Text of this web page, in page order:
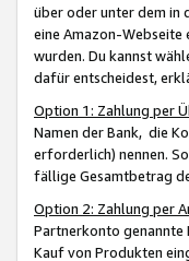
über oder unter dem in
eine Amazon-Webseite
wurden. Du kannst
dafür entscheidest,
Option 1: Zahlung per
Namen der Bank, die
erforderlich) nennen.
fällige Gesamtbetrag
Option 2: Zahlung per
Partnerkonto genannte
Kauf von Produkten